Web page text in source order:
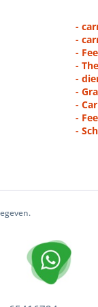
-
-
-
-
-
-
-
-
-